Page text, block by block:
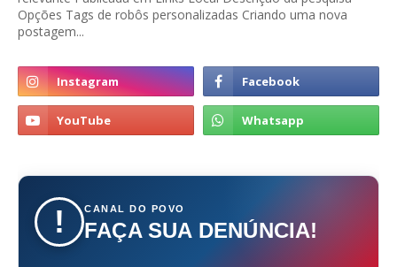
Opções Tags de robôs personalizadas Criando uma nova
postagem...
! CANAL DO POVO
FAÇA SUA DENÚNCIA!